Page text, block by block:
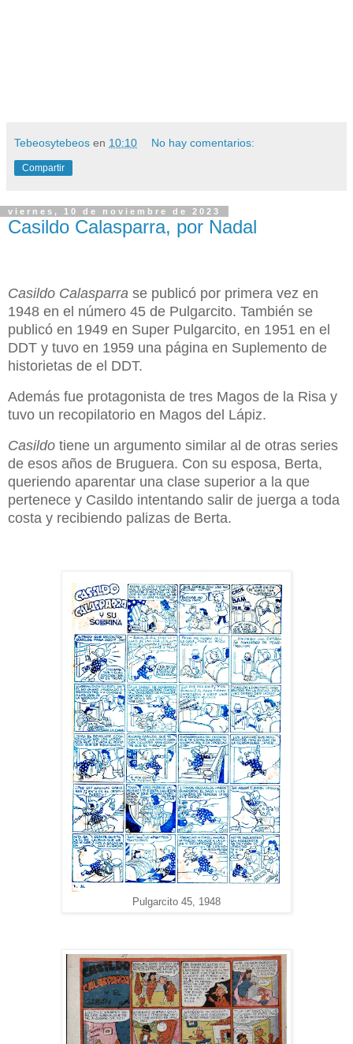
Tebeosytebeos en 10:10 No hay comentarios:
Compartir
viernes, 10 de noviembre de 2023
Casildo Calasparra, por Nadal
Casildo Calasparra se publicó por primera vez en
1948 en el número 45 de Pulgarcito. También se
publicó en 1949 en Super Pulgarcito, en 1951 en el
DDT y tuvo en 1959 una página en Suplemento de
historietas de el DDT.
Además fue protagonista de tres Magos de la Risa y
tuvo un recopilatorio en Magos del Lápiz.
Casildo tiene un argumento similar al de otras series
de esos años de Bruguera. Con su esposa, Berta,
queriendo aparentar una clase superior a la que
pertenece y Casildo intentando salir de juerga a toda
costa y recibiendo palizas de Berta.
Pulgarcito 45, 1948